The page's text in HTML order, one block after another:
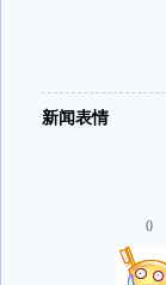
新闻表情
0